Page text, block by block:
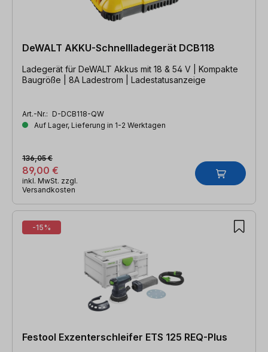
DeWALT AKKU-Schnellladegerät DCB118
Ladegerät für DeWALT Akkus mit 18 & 54 V | Kompakte
Baugröße | 8A Ladestrom | Ladestatusanzeige
Art.-Nr.: D-DCB118-QW
Auf Lager, Lieferung in 1-2 Werktagen
89,00 €
136,05 €
inkl. MwSt. zzgl.
Versandkosten
-15%
Festool Exzenterschleifer ETS 125 REQ-Plus